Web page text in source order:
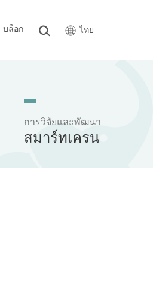
บล็อก ไทย
การวิจัยและพัฒนา
สมาร์ทเครน